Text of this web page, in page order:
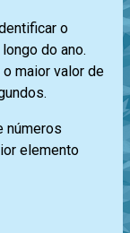
o
do ano.
maior valor de
números
elemento